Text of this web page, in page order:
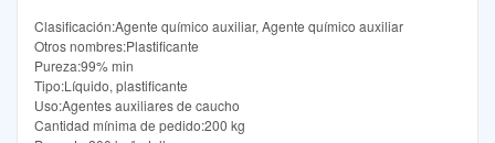
Clasificación:Agente químico auxiliar, Agente químico auxiliar
Otros nombres:Plastificante
Pureza:99% min
Tipo:Líquido, plastificante
Uso:Agentes auxiliares de caucho
Cantidad mínima de pedido:200 kg